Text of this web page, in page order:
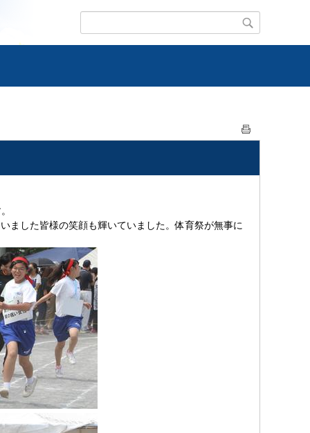
ました皆様の笑顔も輝いていました。体育祭が無事に